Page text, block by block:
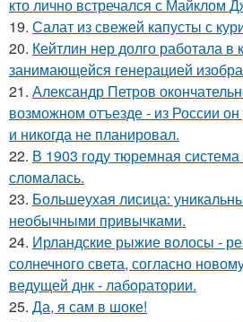
кто лично встречался с Майклом
19. Салат из свежей капусты с
20. Кейтлин нер долго работала в
занимающейся генерацией
21. Александр Петров
возможном отъезде - из России
и никогда не планировал.
22. В 1903 году тюремная
сломалась.
23. Большеухая лисица:
необычными привычками.
24. Ирландские рыжие волосы -
солнечного света, согласно
ведущей днк - лаборатории.
25. Да, я сам в шоке!